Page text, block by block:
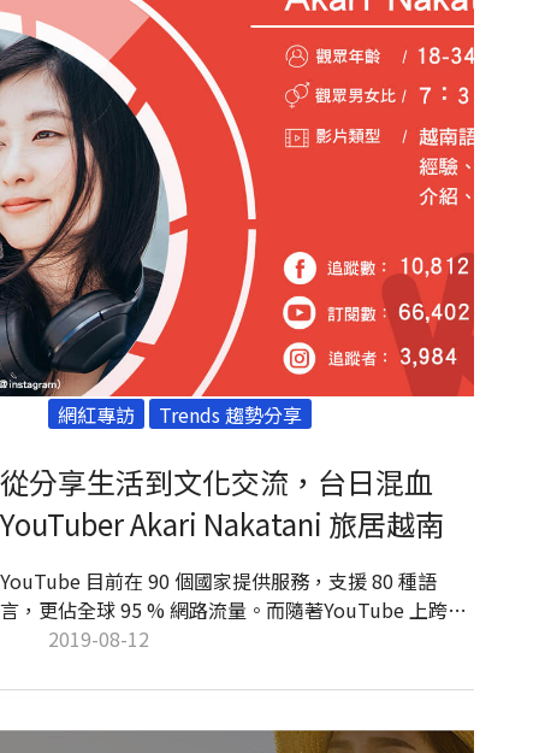
網紅專訪 Trends 趨勢分享
從分享生活到文化交流，台日混血
YouTuber Akari Nakatani 旅居越南
YouTube 目前在 90 個國家提供服務，支援 80 種語
言，更佔全球 95 % 網路流量。而隨著YouTube 上跨國
傳播者日漸增長，YouTuber 不僅是內容創作者，同時
的 Akari Nakatani，在 2016 年 5 月底移居越南胡志明
市，除了展開截然不同的新生活外，也開設 YouTube
2019-08-12